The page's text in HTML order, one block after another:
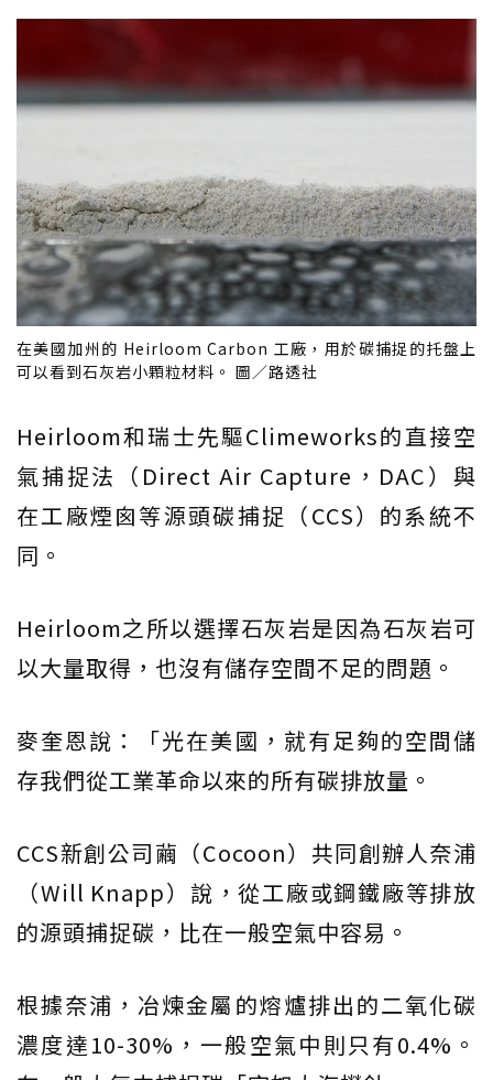
在美國加州的 Heirloom Carbon 工廠，用於碳捕捉的托盤上
可以看到石灰岩小顆粒材料。 圖／路透社
Heirloom和瑞士先驅Climeworks的直接空
氣捕捉法（Direct Air Capture，DAC）與
在工廠煙囪等源頭碳捕捉（CCS）的系統不
同。
Heirloom之所以選擇石灰岩是因為石灰岩可
以大量取得，也沒有儲存空間不足的問題。
麥奎恩說：「光在美國，就有足夠的空間儲
存我們從工業革命以來的所有碳排放量。
CCS新創公司繭（Cocoon）共同創辦人奈浦
（Will Knapp）說，從工廠或鋼鐵廠等排放
的源頭捕捉碳，比在一般空氣中容易。
根據奈浦，冶煉金屬的熔爐排出的二氧化碳
濃度達10-30%，一般空氣中則只有0.4%。